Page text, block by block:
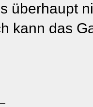
überhaupt
kann das